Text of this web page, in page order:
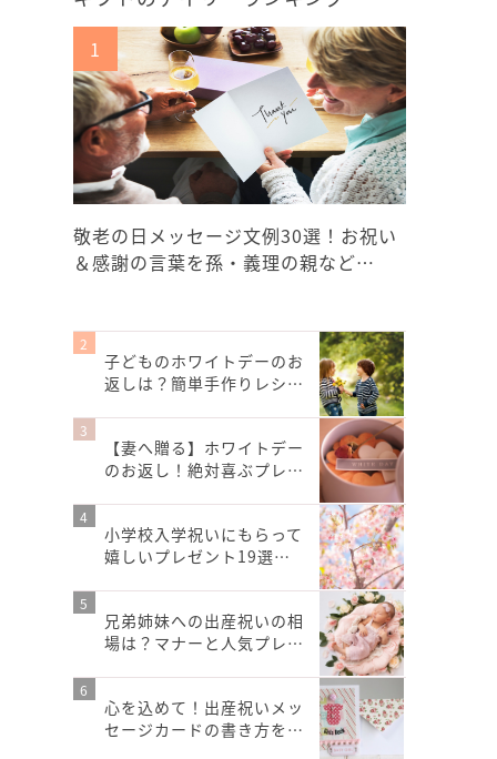
敬老の日メッセージ文例30選！お祝い
＆感謝の言葉を孫・義理の親など…
子どものホワイトデーのお
返しは？簡単手作りレシ…
【妻へ贈る】ホワイトデー
のお返し！絶対喜ぶプレ…
小学校入学祝いにもらって
嬉しいプレゼント19選…
兄弟姉妹への出産祝いの相
場は？マナーと人気プレ…
心を込めて！出産祝いメッ
セージカードの書き方を…